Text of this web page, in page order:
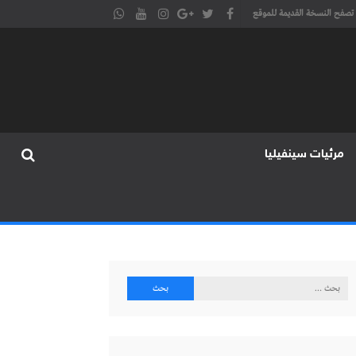
تصفح النسخة القديمة للموقع
مرئيات سينفيليا
البحث